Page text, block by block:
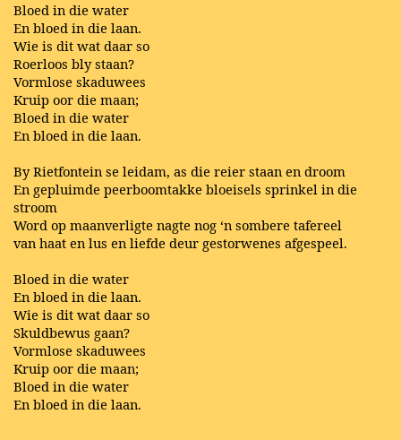
Bloed in die water
En bloed in die laan.
Wie is dit wat daar so
Roerloos bly staan?
Vormlose skaduwees
Kruip oor die maan;
Bloed in die water
En bloed in die laan.
By Rietfontein se leidam, as die reier staan en droom
En gepluimde peerboomtakke bloeisels sprinkel in die
stroom
Word op maanverligte nagte nog ‘n sombere tafereel
van haat en lus en liefde deur gestorwenes afgespeel.
Bloed in die water
En bloed in die laan.
Wie is dit wat daar so
Skuldbewus gaan?
Vormlose skaduwees
Kruip oor die maan;
Bloed in die water
En bloed in die laan.